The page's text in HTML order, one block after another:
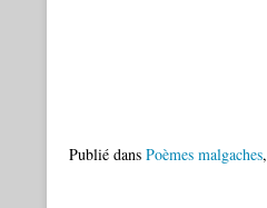
Publié dans Poèmes malgaches,